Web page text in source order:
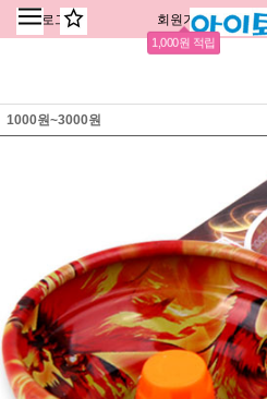
로그인 회원가입
1,000원 적립
1000원~3000원